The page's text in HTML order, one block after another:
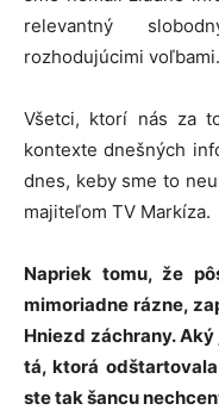
relevantný
rozhodujúcimi voľbami.
Všetci, ktorí nás za
kontexte dnešných
dnes, keby sme to
majiteľom TV Markíza.
Napriek tomu, že
mimoriadne rázne,
Hniezd záchrany.
tá, ktorá
ste tak šancu